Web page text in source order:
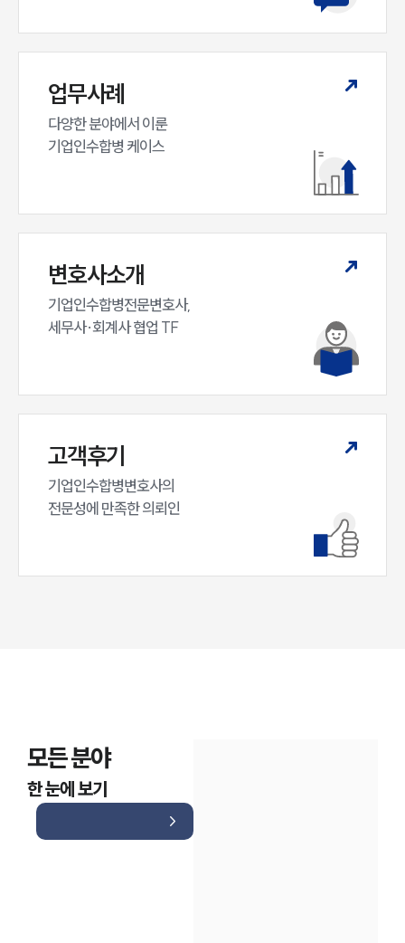
업무사례
다양한 분야에서 이룬
기업인수합병 케이스
변호사소개
기업인수합병전문변호사,
세무사·회계사 협업 TF
고객후기
기업인수합병변호사의
전문성에 만족한 의뢰인
모든 분야
한 눈에 보기